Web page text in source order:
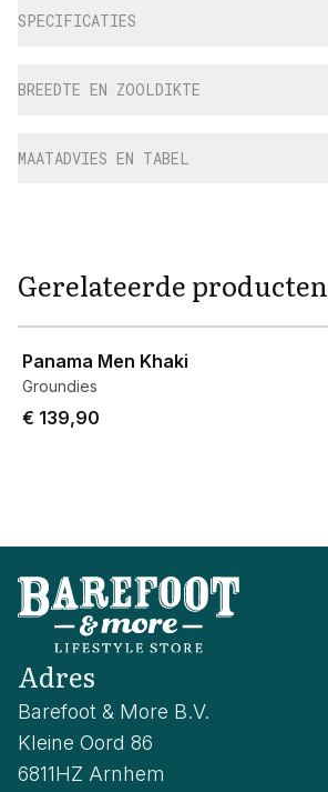
SPECIFICATIES
BREEDTE EN ZOOLDIKTE
MAATADVIES EN TABEL
Gerelateerde producten
Panama Men Khaki
Groundies
€ 139,90
Adres
Barefoot & More B.V.
Kleine Oord 86
6811HZ Arnhem